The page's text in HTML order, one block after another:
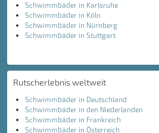
Schwimmbäder in Karlsruhe
Schwimmbäder in Köln
Schwimmbäder in Nürnberg
Schwimmbäder in Stuttgart
Rutscherlebnis weltweit
Schwimmbäder in Deutschland
Schwimmbäder in den Niederlanden
Schwimmbäder in Frankreich
Schwimmbäder in Österreich